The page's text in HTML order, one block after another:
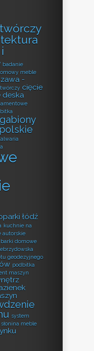
badanie
meble
-
cięcie
deska
gabiony
łódź
kuchnie na
autorskie
domowe
geodezyjnego
podbitka
maszyn
system
słonina meble